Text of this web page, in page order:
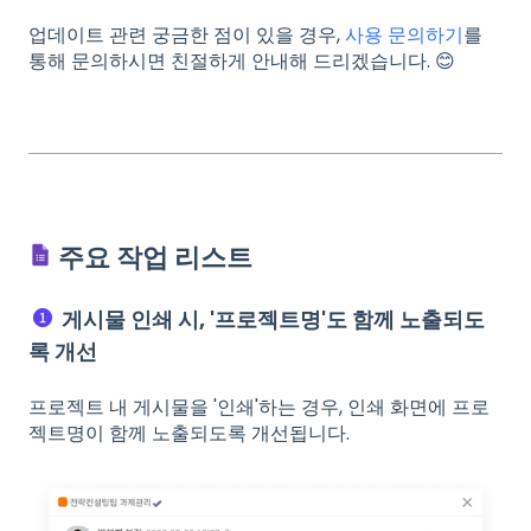
업데이트 관련 궁금한 점이 있을 경우,사용 문의하기를
통해 문의하시면 친절하게 안내해 드리겠습니다. 😊
주요 작업 리스트
게시물 인쇄 시, '프로젝트명'도 함께 노출되도
록 개선
프로젝트 내 게시물을 '인쇄'하는 경우, 인쇄 화면에 프로
젝트명이 함께 노출되도록 개선됩니다.